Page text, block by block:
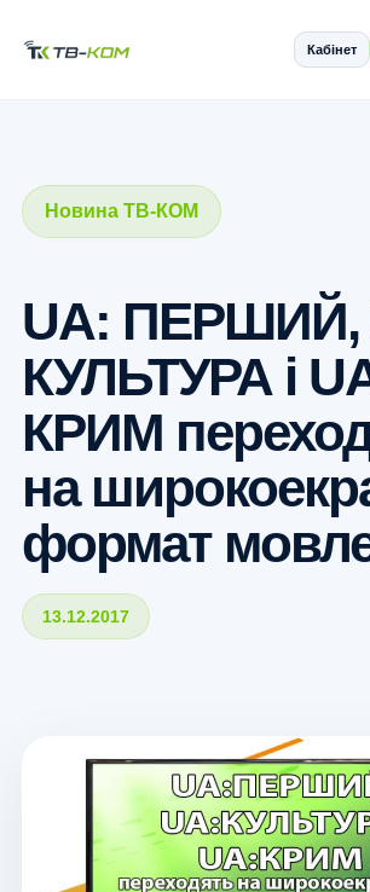
Кабінет
Новина ТВ-КОМ
UA: ПЕРШИЙ,
КУЛЬТУРА і
КРИМ
на
формат
13.12.2017